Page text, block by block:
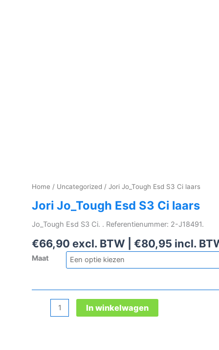
Home / Uncategorized / Jori Jo_Tough Esd S3 Ci laars
Jori Jo_Tough Esd S3 Ci laars
Jo_Tough Esd S3 Ci. . Referentienummer: 2-J18491.
€66,90 excl. BTW | €80,95 incl.
Maat
Jo_Tough
In winkelwagen